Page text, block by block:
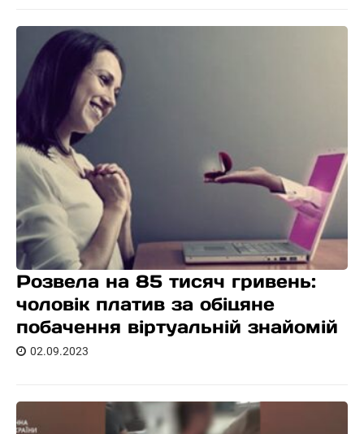
Розвела на 85 тисяч гривень:
чоловік платив за обіцяне
побачення віртуальній знайомій
02.09.2023